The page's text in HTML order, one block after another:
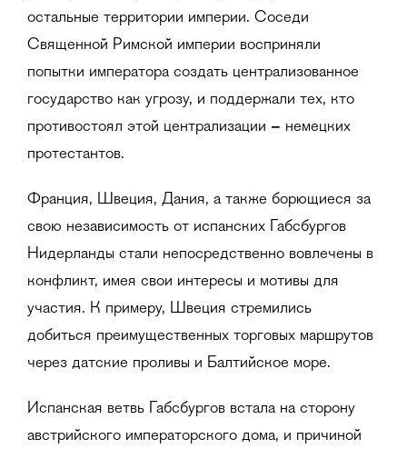
остальные территории империи. Соседи
Священной Римской империи восприняли
попытки императора создать централизованное
государство как угрозу, и поддержали тех, кто
противостоял этой централизации – немецких
протестантов.
Франция, Швеция, Дания, а также борющиеся за
свою независимость от испанских Габсбургов
Нидерланды стали непосредственно вовлечены в
конфликт, имея свои интересы и мотивы для
участия. К примеру, Швеция стремились
добиться преимущественных торговых маршрутов
через датские проливы и Балтийское море.
Испанская ветвь Габсбургов встала на сторону
австрийского императорского дома, и причиной